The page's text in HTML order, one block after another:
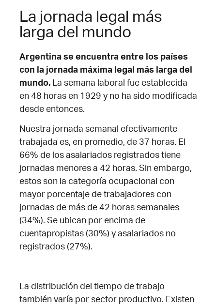
La jornada legal más
larga del mundo
Argentina se encuentra entre los países
con la jornada máxima legal más larga del
mundo. La semana laboral fue establecida
en 48 horas en 1929 y no ha sido modificada
desde entonces.
Nuestra jornada semanal efectivamente
trabajada es, en promedio, de 37 horas. El
66% de los asalariados registrados tiene
jornadas menores a 42 horas. Sin embargo,
estos son la categoría ocupacional con
mayor porcentaje de trabajadores con
jornadas de más de 42 horas semanales
(34%). Se ubican por encima de
cuentapropistas (30%) y asalariados no
registrados (27%).
La distribución del tiempo de trabajo
también varía por sector productivo. Existen